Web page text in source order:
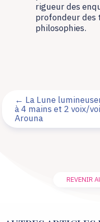
rigueur des
profondeur des
philosophies.
← La Lune
à 4 mains et 2 voix/
Arouna
REVENIR